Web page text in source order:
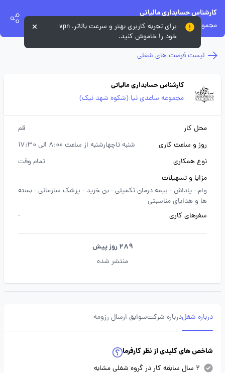
کارشناس حسابداری مالیاتی
مجموعه ساعدی نیا (شکوه شهد نیک)
لیست فرصت های شغلی
کارشناس حسابداری مالیاتی
مجموعه ساعدی نیا (شکوه شهد نیک)
محل کار
قم
روز و ساعت کاری
شنبه تاچهارشنبه از ساعت 8:00 الی 17:30
نوع همکاری
تمام وقت
مزایا و تسهیلات
وام -پاداش - بیمه درمان تکمیلی -بن خرید - پزشک سازمانی -بسته
ها و هدایای مناسبتی
سفرهای کاری
-
289 روز پیش
منتشر شده
درباره شغلدرباره شرکتسوابق ارسال رزومه
شاخص های کلیدی از نظر کارفرما
2 سال سابقه کار در گروه شغلی مشابه
برای تجربه کاربری بهتر و سرعت بالاتر، vpn
خود را خاموش کنید.